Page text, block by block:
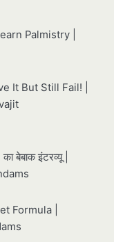
Palmistry |
It But Still Fail! |
बेबाक इंटरव्यू |
Formula |